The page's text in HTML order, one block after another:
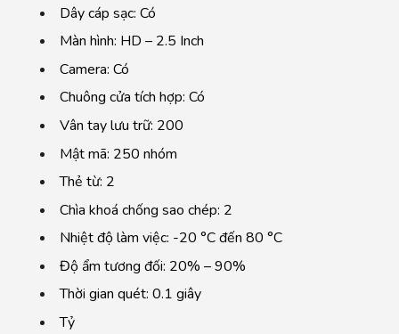
Dây cáp sạc: Có
Màn hình: HD – 2.5 Inch
Camera: Có
Chuông cửa tích hợp: Có
Vân tay lưu trữ: 200
Mật mã: 250 nhóm
Thẻ từ: 2
Chìa khoá chống sao chép: 2
Nhiệt độ làm việc: -20 °C đến 80 °C
Độ ẩm tương đối: 20% – 90%
Thời gian quét: 0.1 giây
Tỷ